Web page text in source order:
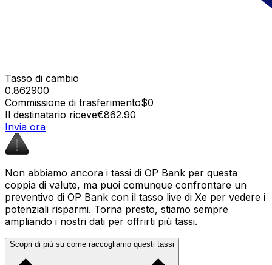
Tasso di cambio
0.862900
Commissione di trasferimento$0
Il destinatario riceve€862.90
Invia ora
Non abbiamo ancora i tassi di OP Bank per questa
coppia di valute, ma puoi comunque confrontare un
preventivo di OP Bank con il tasso live di Xe per vedere i
potenziali risparmi. Torna presto, stiamo sempre
ampliando i nostri dati per offrirti più tassi.
Scopri di più su come raccogliamo questi tassi